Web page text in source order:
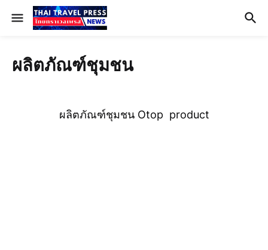
ผลิตภัณฑ์ชุมชน
ผลิตภัณฑ์ชุมชน Otop product